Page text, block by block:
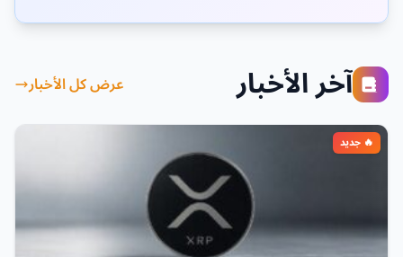
آخر الأخبار عرض كل الأخبار